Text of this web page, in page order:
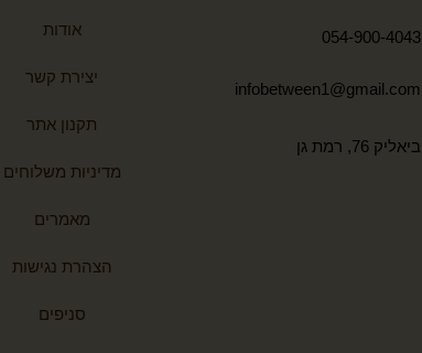
054-900-4043
infobetween1@gmail.com
ביאליק 76, רמת גן
אודות
יצירת קשר
תקנון אתר
מדיניות משלוחים
מאמרים
הצהרת נגישות
סניפים